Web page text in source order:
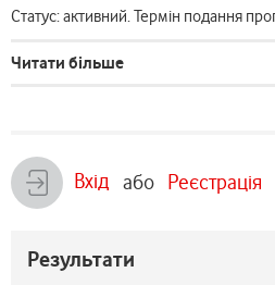
Статус: активний. Термін подання
Читати більше
Вхід або Реєстрація
Результати